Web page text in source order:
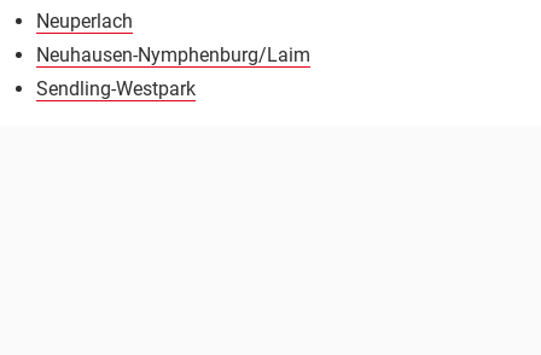
Neuperlach
Neuhausen-Nymphenburg/Laim
Sendling-Westpark